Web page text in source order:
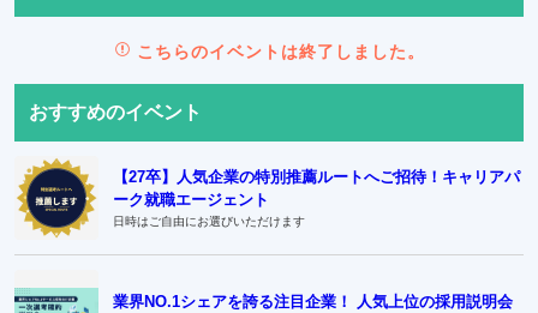
こちらのイベントは終了しました。
おすすめのイベント
【27卒】人気企業の特別推薦ルートへご招待！キャリアパ
ーク就職エージェント
日時はご自由にお選びいただけます
業界NO.1シェアを誇る注目企業！ 人気上位の採用説明会